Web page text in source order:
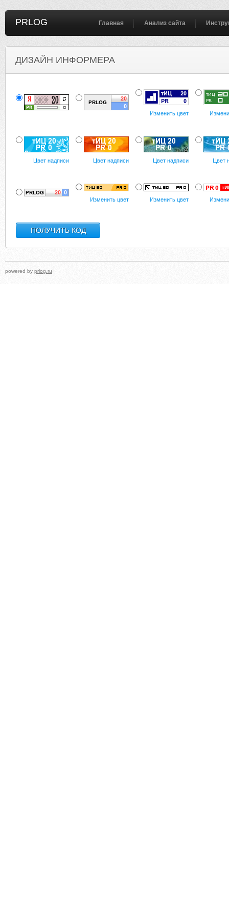
PRLOG Главная Анализ сайта
ДИЗАЙН ИНФОРМЕРА
Изменить цвет
Цвет надписи Цвет надписи Цвет надписи Цвет
Изменить цвет Изменить цвет
powered by prlog.ru